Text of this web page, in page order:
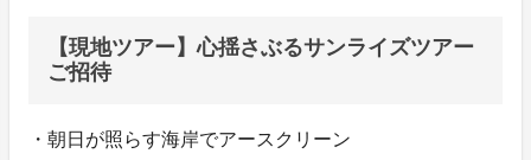
【現地ツアー】心揺さぶるサンライズツアー
ご招待
・朝日が照らす海岸でアースクリーン